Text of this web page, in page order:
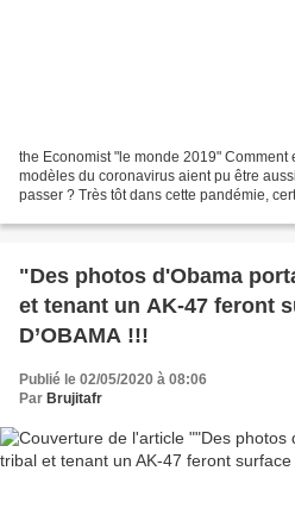
the Economist "le monde 2019" Comment
modèles du coronavirus aient pu être
passer ? Très tôt dans cette pandémie,
"Des photos d'Obama
et tenant un AK-47 feront
D’OBAMA !!!
Publié le 02/05/2020 à 08:06
Par Brujitafr